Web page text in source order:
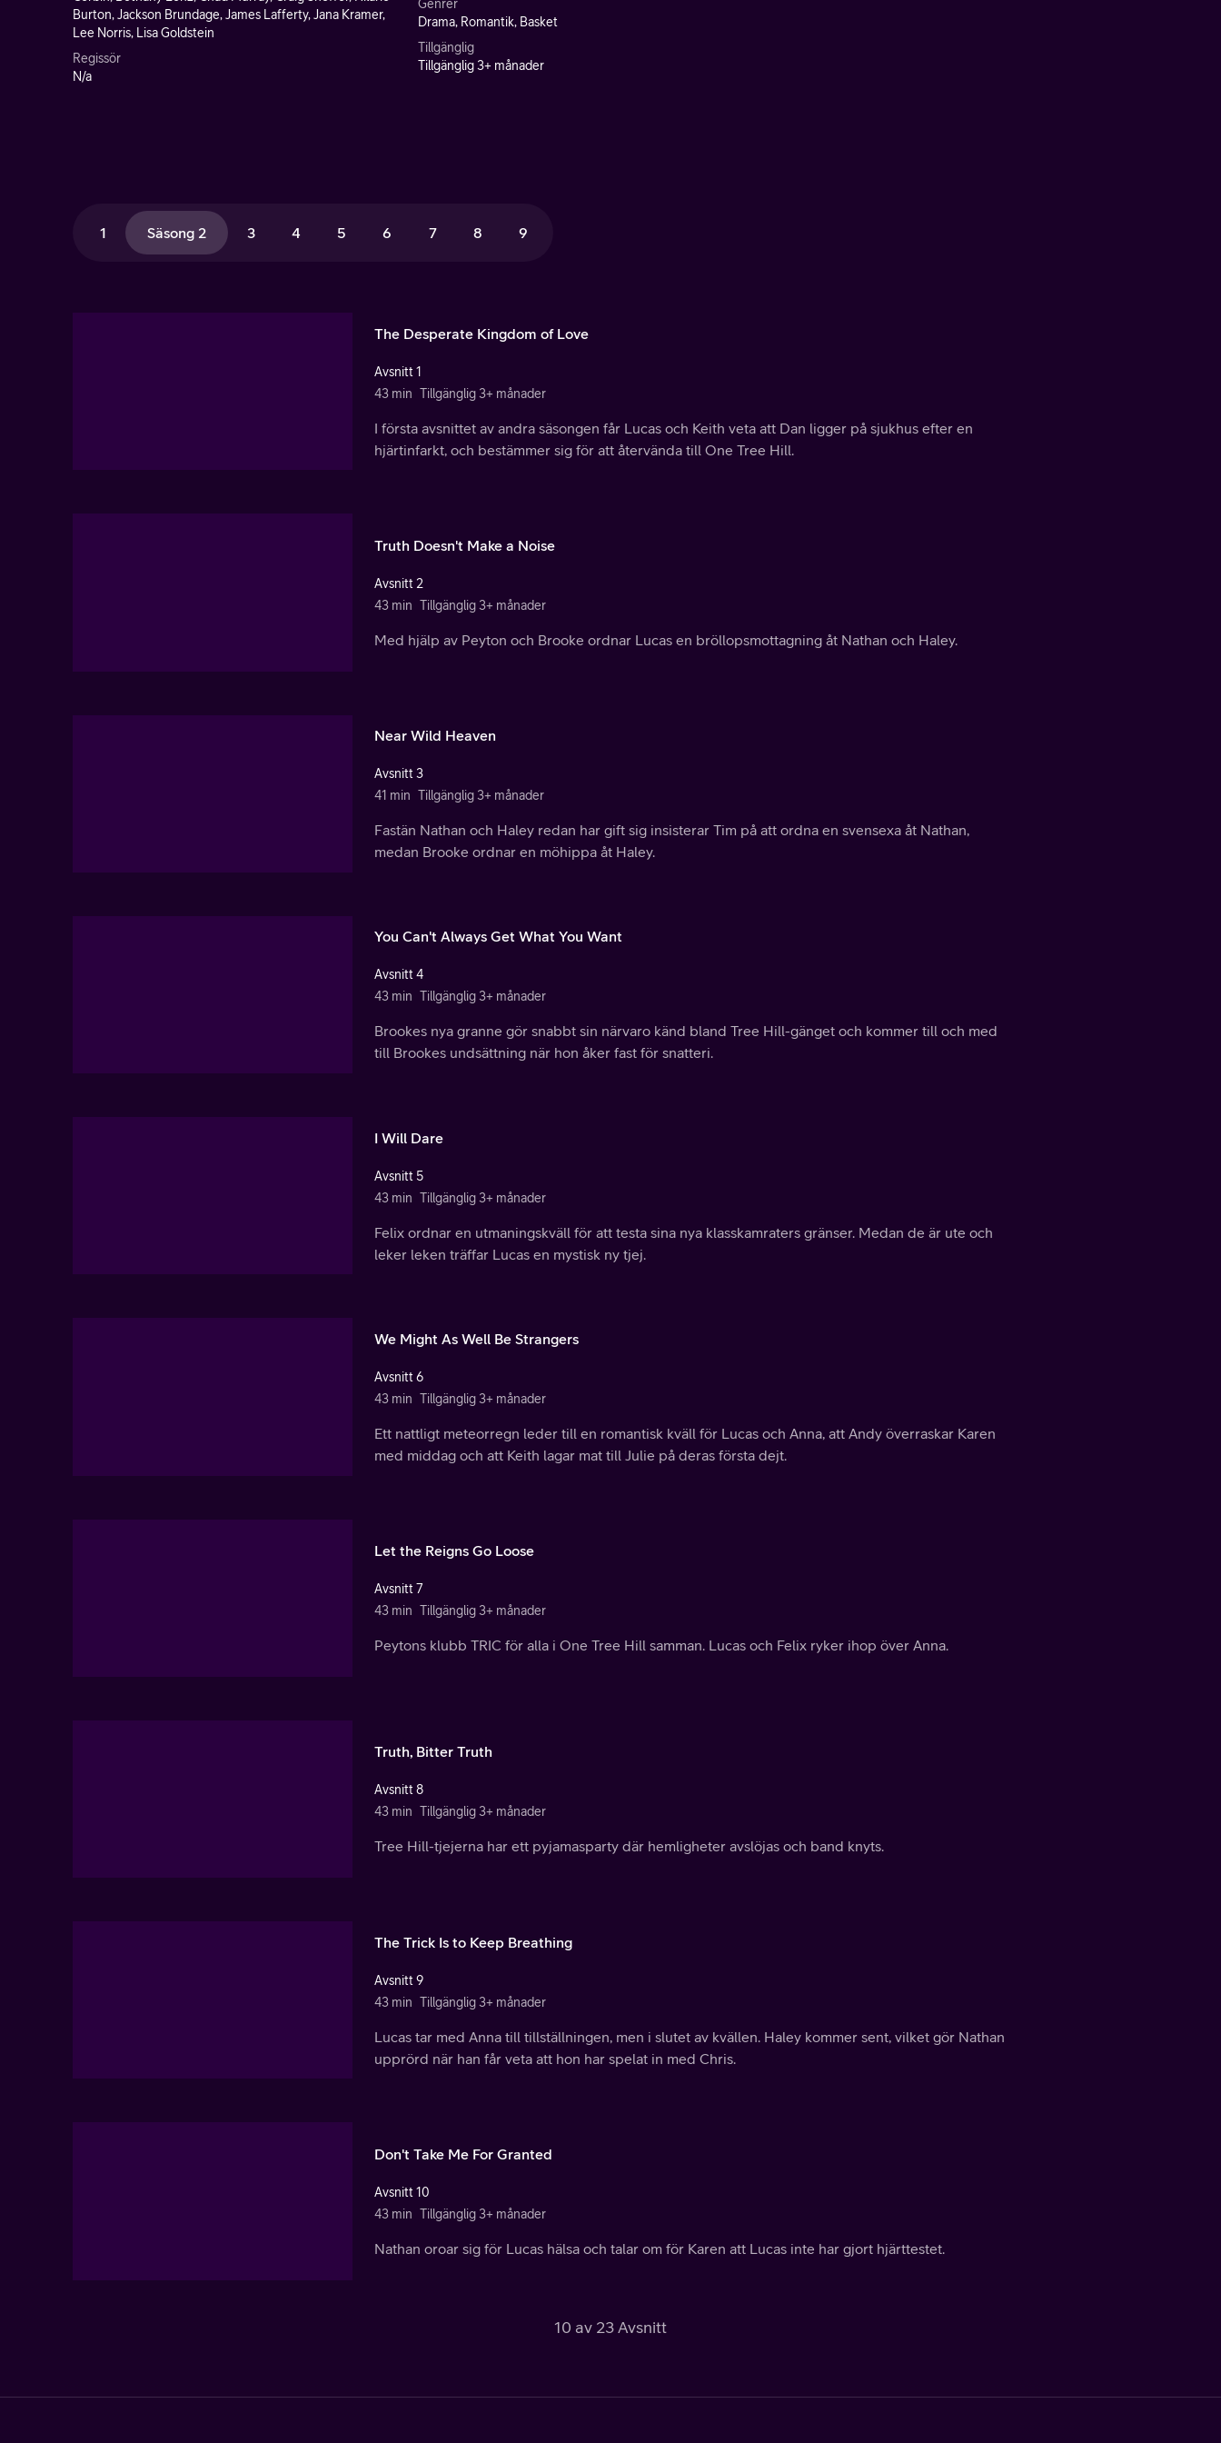
Burton, Jackson Brundage, James Lafferty, Jana Kramer,
Lee Norris, Lisa Goldstein
Regissör
N/a
Genrer
Drama, Romantik, Basket
Tillgänglig
Tillgänglig 3+ månader
1 Säsong 2 3 4 5 6 7 8 9
The Desperate Kingdom of Love
Avsnitt 1
43 min Tillgänglig 3+ månader
I första avsnittet av andra säsongen får Lucas och Keith veta att Dan ligger på sjukhus efter en
hjärtinfarkt, och bestämmer sig för att återvända till One Tree Hill.
Truth Doesn't Make a Noise
Avsnitt 2
43 min Tillgänglig 3+ månader
Med hjälp av Peyton och Brooke ordnar Lucas en bröllopsmottagning åt Nathan och Haley.
Near Wild Heaven
Avsnitt 3
41 min Tillgänglig 3+ månader
Fastän Nathan och Haley redan har gift sig insisterar Tim på att ordna en svensexa åt Nathan,
medan Brooke ordnar en möhippa åt Haley.
You Can't Always Get What You Want
Avsnitt 4
43 min Tillgänglig 3+ månader
Brookes nya granne gör snabbt sin närvaro känd bland Tree Hill-gänget och kommer till och med
till Brookes undsättning när hon åker fast för snatteri.
I Will Dare
Avsnitt 5
43 min Tillgänglig 3+ månader
Felix ordnar en utmaningskväll för att testa sina nya klasskamraters gränser. Medan de är ute och
leker leken träffar Lucas en mystisk ny tjej.
We Might As Well Be Strangers
Avsnitt 6
43 min Tillgänglig 3+ månader
Ett nattligt meteorregn leder till en romantisk kväll för Lucas och Anna, att Andy överraskar Karen
med middag och att Keith lagar mat till Julie på deras första dejt.
Let the Reigns Go Loose
Avsnitt 7
43 min Tillgänglig 3+ månader
Peytons klubb TRIC för alla i One Tree Hill samman. Lucas och Felix ryker ihop över Anna.
Truth, Bitter Truth
Avsnitt 8
43 min Tillgänglig 3+ månader
Tree Hill-tjejerna har ett pyjamasparty där hemligheter avslöjas och band knyts.
The Trick Is to Keep Breathing
Avsnitt 9
43 min Tillgänglig 3+ månader
Lucas tar med Anna till tillställningen, men i slutet av kvällen. Haley kommer sent, vilket gör Nathan
upprörd när han får veta att hon har spelat in med Chris.
Don't Take Me For Granted
Avsnitt 10
43 min Tillgänglig 3+ månader
Nathan oroar sig för Lucas hälsa och talar om för Karen att Lucas inte har gjort hjärttestet.
10 av 23 Avsnitt